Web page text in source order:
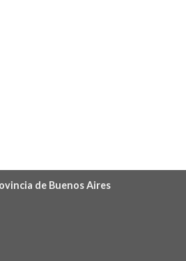
de Buenos Aires